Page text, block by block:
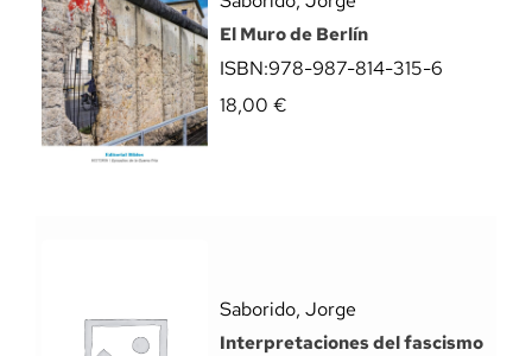
El Muro de Berlín
ISBN:978-987-814-315-6
18,00 €
Saborido, Jorge
Interpretaciones del fascismo